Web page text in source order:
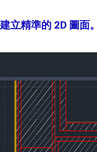
立精準的 2D 圖